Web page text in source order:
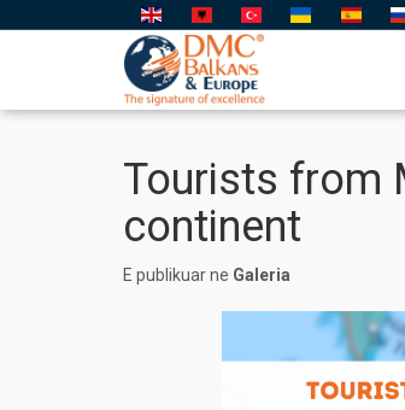
Tourists from
continent
E publikuar ne Galeria